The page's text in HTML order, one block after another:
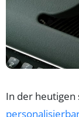
In der heutigen